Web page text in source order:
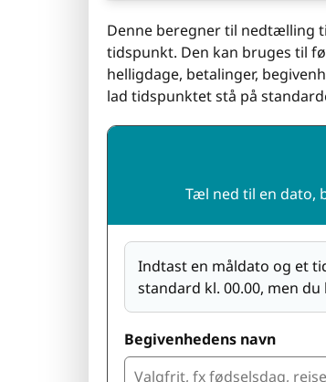
Denne beregner til nedtælling
tidspunkt. Den kan bruges til
helligdage, betalinger,
lad tidspunktet stå på
Tæl ned til en dato,
Indtast en måldato og et
standard kl. 00.00, men
Begivenhedens navn